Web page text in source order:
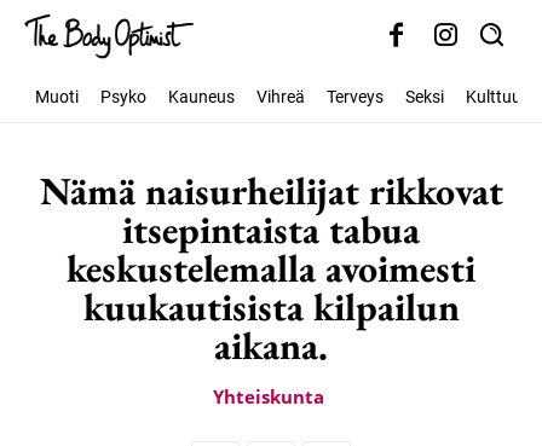
Muoti Psyko Kauneus Vihreä Terveys Seksi Kulttuuri
Nämä naisurheilijat rikkovat
itsepintaista tabua
keskustelemalla avoimesti
kuukautisista kilpailun
aikana.
Yhteiskunta